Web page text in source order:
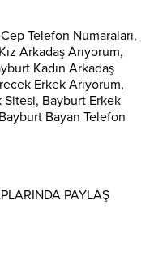
Telefon Numaraları,
Arkadaş Arıyorum,
Kadın Arkadaş
Erkek Arıyorum,
Sitesi, Bayburt Erkek
Bayan Telefon
PAYLAŞ